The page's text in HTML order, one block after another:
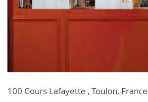
100 Cours Lafayette , Toulon, France